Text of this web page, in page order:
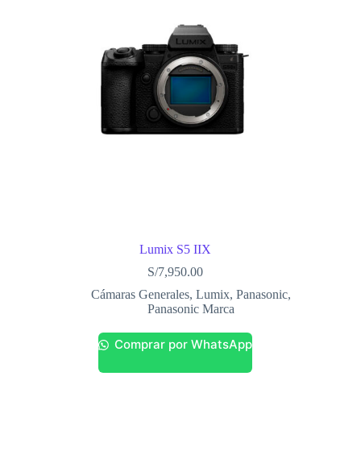
Lumix S5 IIX
S/7,950.00
Cámaras Generales,Lumix,Panasonic,
Panasonic Marca
Comprar por WhatsApp